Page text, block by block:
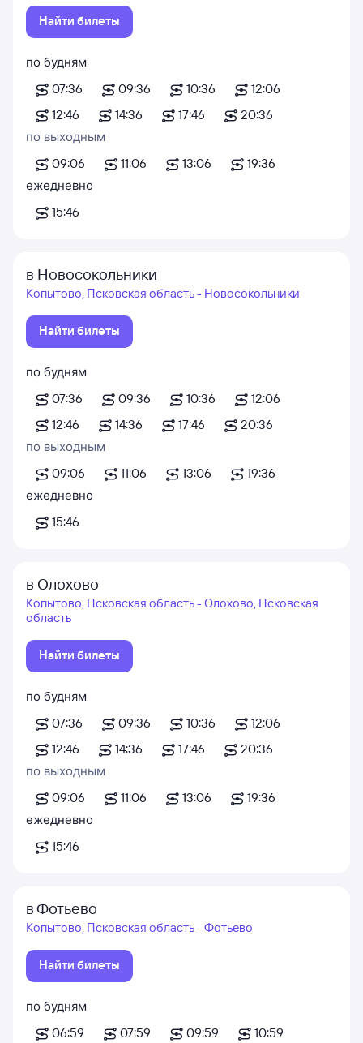
Найти билеты
по будням
07:36
09:36 10:36
12:06
12:46
14:36 17:46
20:36
по выходным
09:06
11:06 13:06
19:36
ежедневно
15:46
в Новосокольники
Копытово, Псковская область - Новосокольники
Найти билеты
по будням
07:36
09:36 10:36
12:06
12:46
14:36 17:46
20:36
по выходным
09:06
11:06 13:06
19:36
ежедневно
15:46
в Олохово
Копытово, Псковская область - Олохово, Псковская
область
Найти билеты
по будням
07:36
09:36 10:36
12:06
12:46
14:36 17:46
20:36
по выходным
09:06
11:06 13:06
19:36
ежедневно
15:46
в Фотьево
Копытово, Псковская область - Фотьево
Найти билеты
по будням
06:59
07:59 09:59
10:59